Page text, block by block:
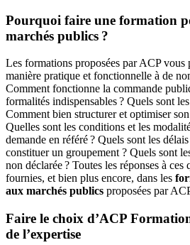
Pourquoi faire une formation
marchés publics ?
Les formations proposées par ACP vous
manière pratique et fonctionnelle à de
Comment fonctionne la commande
formalités indispensables ? Quels sont
Comment bien structurer et optimiser son
Quelles sont les conditions et les
demande en référé ? Quels sont les
constituer un groupement ? Quels sont
non déclarée ? Toutes les réponses à ces
fournies, et bien plus encore, dans les
aux marchés publics proposées par
Faire le choix d’ACP
de l’expertise